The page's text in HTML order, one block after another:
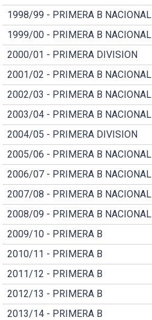
1998/99 - PRIMERA B NACIONAL
1999/00 - PRIMERA B NACIONAL
2000/01 - PRIMERA DIVISION
2001/02 - PRIMERA B NACIONAL
2002/03 - PRIMERA B NACIONAL
2003/04 - PRIMERA B NACIONAL
2004/05 - PRIMERA DIVISION
2005/06 - PRIMERA B NACIONAL
2006/07 - PRIMERA B NACIONAL
2007/08 - PRIMERA B NACIONAL
2008/09 - PRIMERA B NACIONAL
2009/10 - PRIMERA B
2010/11 - PRIMERA B
2011/12 - PRIMERA B
2012/13 - PRIMERA B
2013/14 - PRIMERA B